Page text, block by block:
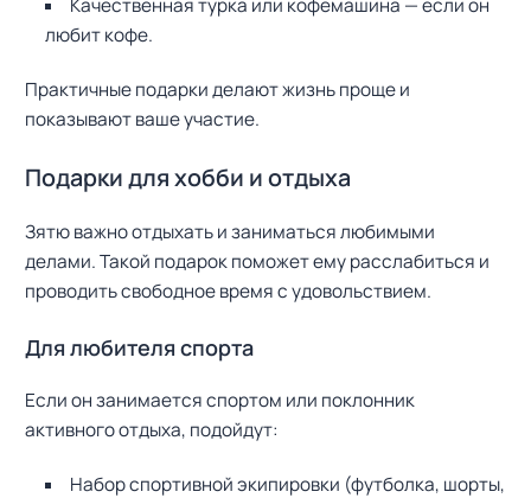
Качественная турка или кофемашина — если он
любит кофе.
Практичные подарки делают жизнь проще и
показывают ваше участие.
Подарки для хобби и отдыха
Зятю важно отдыхать и заниматься любимыми
делами. Такой подарок поможет ему расслабиться и
проводить свободное время с удовольствием.
Для любителя спорта
Если он занимается спортом или поклонник
активного отдыха, подойдут:
Набор спортивной экипировки (футболка, шорты,